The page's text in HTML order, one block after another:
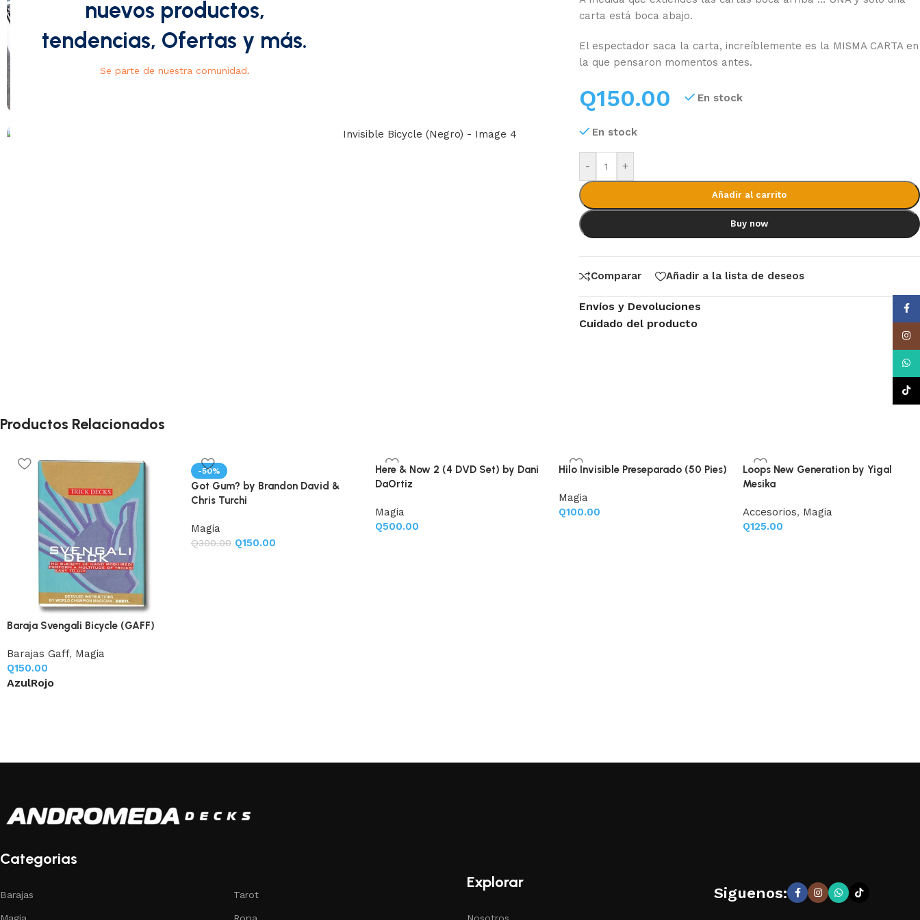
nuevos productos,
tendencias, Ofertas y más.
Se parte de nuestra comunidad.
carta está boca abajo.
El espectador saca la carta, increíblemente es la MISMA CARTA en
la que pensaron momentos antes.
Q150.00 En stock
En stock
- +
Añadir al carrito
Buy now
Comparar Añadir a la lista de deseos
Envíos y Devoluciones
Cuidado del producto
Productos Relacionados
Baraja Svengali Bicycle (GAFF)
Barajas Gaff, Magia
Q150.00
AzulRojo
-50%
Got Gum? by Brandon David &
Chris Turchi
Magia
Q300.00 Q150.00
Here & Now 2 (4 DVD Set) by Dani
DaOrtiz
Magia
Q500.00
Hilo Invisible Preseparado (50 Pies)
Magia
Q100.00
Loops New Generation by Yigal
Mesika
Accesorios, Magia
Q125.00
Categorias
Barajas
Magia
Tarot
Ropa
Explorar
Nosotros
Siguenos: